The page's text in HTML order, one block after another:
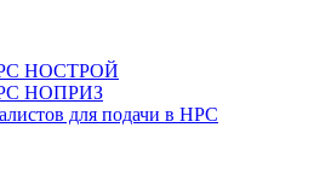
НОСТРОЙ
НОПРИЗ
для подачи в НРС